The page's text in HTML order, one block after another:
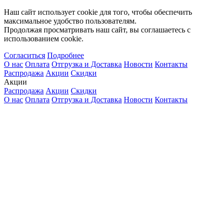
Наш сайт использует cookie для того, чтобы обеспечить
максимальное удобство пользователям.
Продолжая просматривать наш сайт, вы соглашаетесь с
использованием cookie.
Согласиться Подробнее
О нас Оплата Отгрузка и Доставка Новости Контакты
Распродажа Акции Скидки
Акции
Распродажа Акции Скидки
О нас Оплата Отгрузка и Доставка Новости Контакты